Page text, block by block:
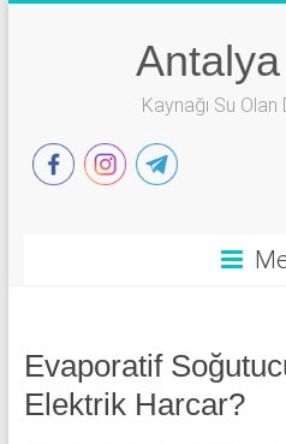
Kaynağı Su
Evaporatif
Elektrik Harcar?